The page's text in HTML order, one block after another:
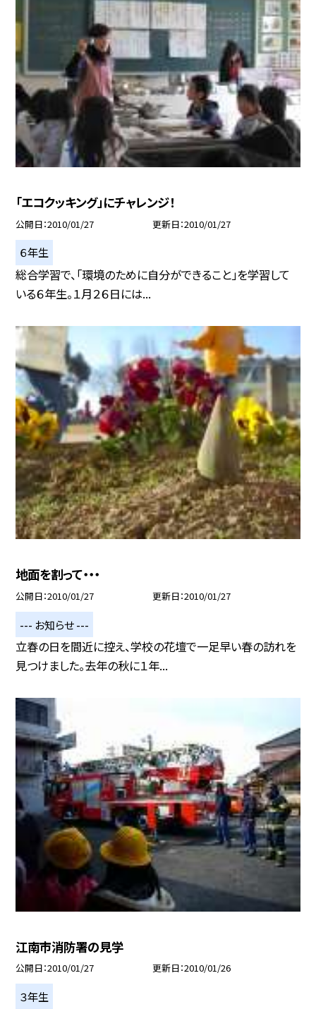
「エコクッキング」にチャレンジ！
公開日 2010/01/27 更新日 2010/01/27
６年生
総合学習で、「環境のために自分ができること」を学習して
いる６年生。１月２６日には...
地面を割って・・・
公開日 2010/01/27 更新日 2010/01/27
--- お知らせ ---
立春の日を間近に控え、学校の花壇で一足早い春の訪れを
見つけました。去年の秋に１年...
江南市消防署の見学
公開日 2010/01/27 更新日 2010/01/26
３年生